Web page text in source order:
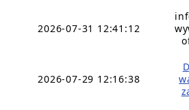
2026-07-31 12:41:12
2026-07-29 12:16:38